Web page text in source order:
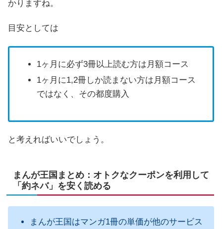
かりますね。
目安としては
1ヶ月に必ず3冊以上読む方は月額コース
1ヶ月に1,2冊しか読まない方は月額コース
ではなく、その都度購入
と考えればいいでしょう。
まんが王国まとめ：オトクなクーポンを利用して
「約ネバ」を安く読める
まんが王国はマンガ1冊の単価が他のサービス